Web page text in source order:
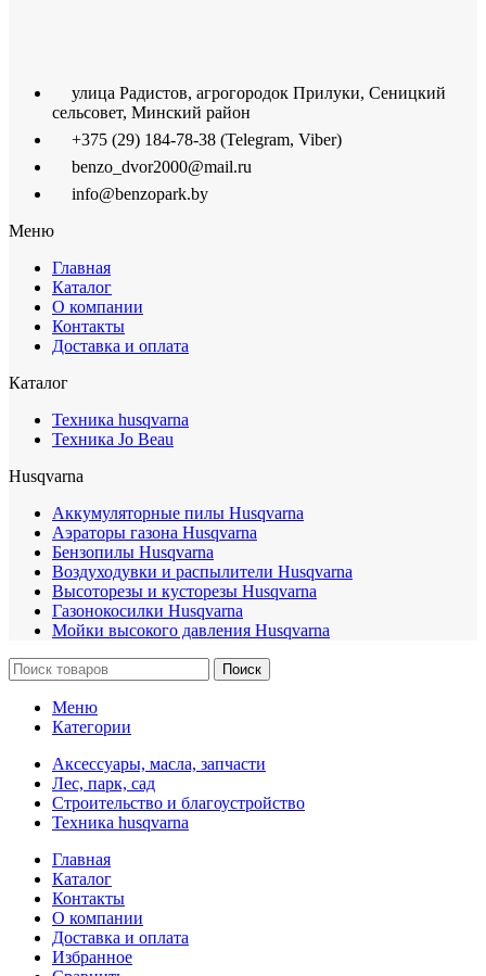
улица Радистов, агрогородок Прилуки, Сеницкий
сельсовет, Минский район
+375 (29) 184-78-38 (Telegram, Viber)
benzo_dvor2000@mail.ru
info@benzopark.by
Меню
Главная
Каталог
О компании
Контакты
Доставка и оплата
Каталог
Техника husqvarna
Техника Jo Beau
Husqvarna
Аккумуляторные пилы Husqvarna
Аэраторы газона Husqvarna
Бензопилы Husqvarna
Воздуходувки и распылители Husqvarna
Высоторезы и кусторезы Husqvarna
Газонокосилки Husqvarna
Мойки высокого давления Husqvarna
Поиск
Меню
Категории
Аксессуары, масла, запчасти
Лес, парк, сад
Строительство и благоустройство
Техника husqvarna
Главная
Каталог
Контакты
О компании
Доставка и оплата
Избранное